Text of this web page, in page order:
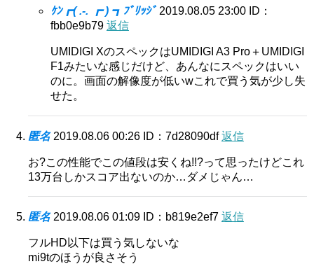
ｹﾝ┏( .-. ┏ ) ┓ﾌﾞﾘｯｼﾞ 2019.08.05 23:00 ID：
fbb0e9b79 返信
UMIDIGI XのスペックはUMIDIGI A3 Pro＋UMIDIGI
F1みたいな感じだけど、あんなにスペックはいい
のに。画面の解像度が低いwこれで買う気が少し失
せた。
匿名 2019.08.06 00:26 ID：7d28090df返信
お?この性能でこの値段は安くね!!?って思ったけどこれ
13万台しかスコア出ないのか…ダメじゃん…
匿名 2019.08.06 01:09 ID：b819e2ef7 返信
フルHD以下は買う気しないな
mi9tのほうが良さそう